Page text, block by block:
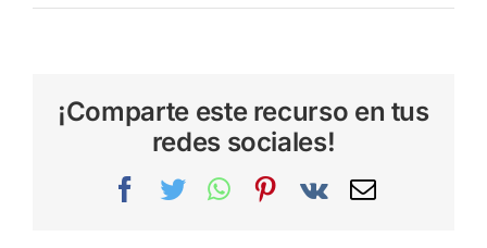
¡Comparte este recurso en tus
redes sociales!
Facebook
TwitterWhatsAppPinterest
Vk
Correo